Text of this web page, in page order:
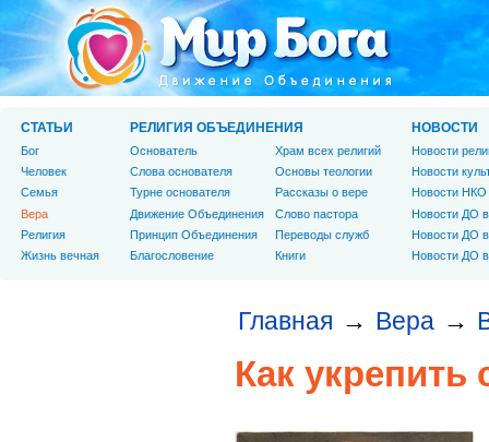
Главная → Вера →
Как
СТАТЬИ
Бог
Человек
Cемья
Вера
Религия
Жизнь вечная
РЕЛИГИЯ ОБЪЕДИНЕНИЯ
Основатель
Слова основателя
Турне основателя
Движение Объединения
Принцип Объединения
Благословение
Храм всех религий
Основы теологии
Рассказы о вере
Слово пастора
Переводы служб
Книги
НОВОСТИ
Новости
Новости
Новости НКО
Новости ДО
Новости ДО
Новости ДО